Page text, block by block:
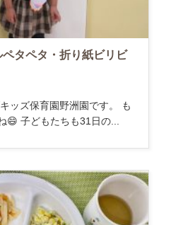
タペタ・折り紙ビリビ
ッズ保育園野洲園です。 も
😄 子どもたちも31日の...